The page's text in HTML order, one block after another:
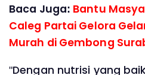
Baca Juga: Bantu
Caleg Partai Gelora
Murah di Gembong
"Dengan nutrisi yang